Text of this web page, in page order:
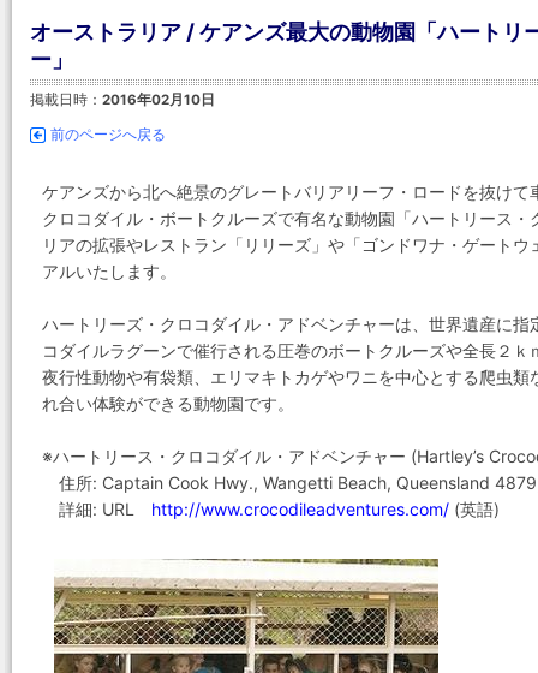
オーストラリア / ケアンズ最大の動物園「ハートリ
ー」
掲載日時： 2016年02月10日
前のページへ戻る
ケアンズから北へ絶景のグレートバリアリーフ・ロードを抜けて
クロコダイル・ボートクルーズで有名な動物園「ハートリース
リアの拡張やレストラン「リリーズ」や「ゴンドワナ・ゲート
アルいたします。
ハートリーズ・クロコダイル・アドベンチャーは、世界遺産に
コダイルラグーンで催行される圧巻のボートクルーズや全長２
夜行性動物や有袋類、エリマキトカゲやワニを中心とする爬虫
れ合い体験ができる動物園です。
※ハートリース・クロコダイル・アドベンチャー (Hartley’s
住所: Captain Cook Hwy., Wangetti Beach, Queensland
詳細: URL http://www.crocodileadventures.com/ (英語)